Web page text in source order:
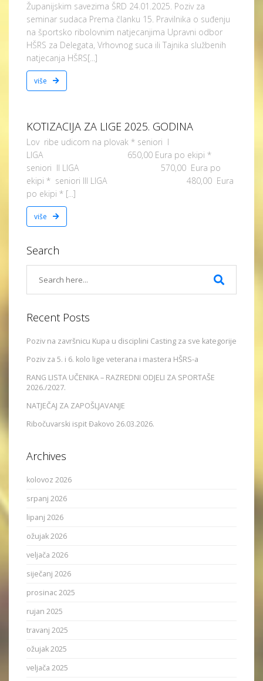
Županijskim savezima ŠRD 24.01.2025. Poziv za
seminar sudaca Prema članku 15. Pravilnika o suđenju
na športsko ribolovnim natjecanjima Upravni odbor
HŠRS za Delegata, Vrhovnog suca ili Tajnika službenih
natjecanja HŠRS[...]
više
KOTIZACIJA ZA LIGE 2025. GODINA
Lov ribe udicom na plovak * seniori I
LIGA 650,00 Eura po ekipi *
seniori II LIGA 570,00 Eura po
ekipi * seniori III LIGA 480,00 Eura
po ekipi * [...]
više
Search
Recent Posts
Poziv na završnicu Kupa u disciplini Casting za sve kategorije
Poziv za 5. i 6. kolo lige veterana i mastera HŠRS-a
RANG LISTA UČENIKA – RAZREDNI ODJELI ZA SPORTAŠE
2026./2027.
NATJEČAJ ZA ZAPOŠLJAVANJE
Ribočuvarski ispit Đakovo 26.03.2026.
Archives
kolovoz 2026
srpanj 2026
lipanj 2026
ožujak 2026
veljača 2026
siječanj 2026
prosinac 2025
rujan 2025
travanj 2025
ožujak 2025
veljača 2025